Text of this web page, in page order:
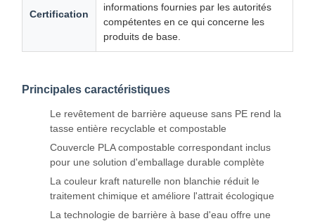
Certification
informations fournies par les autorités
compétentes en ce qui concerne les
produits de base.
Principales caractéristiques
Le revêtement de barrière aqueuse sans PE rend la
tasse entière recyclable et compostable
Couvercle PLA compostable correspondant inclus
pour une solution d'emballage durable complète
La couleur kraft naturelle non blanchie réduit le
traitement chimique et améliore l'attrait écologique
La technologie de barrière à base d'eau offre une